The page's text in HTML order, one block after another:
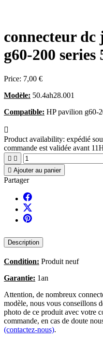
connecteur
g60-200 series
Price: 7,00 €
Modèle: 50.4ah28.001
Compatible: HP pavilion g60-

Product availability: expédié
commande est validée avant
 
 Ajouter au panier
Partager
Description
Condition: Produit neuf
Garantie: 1an
Attention, de nombreux
modèle, nous vous conseillons
photo de ce produit avec votre
commande, en cas de doute
(contactez-nous).